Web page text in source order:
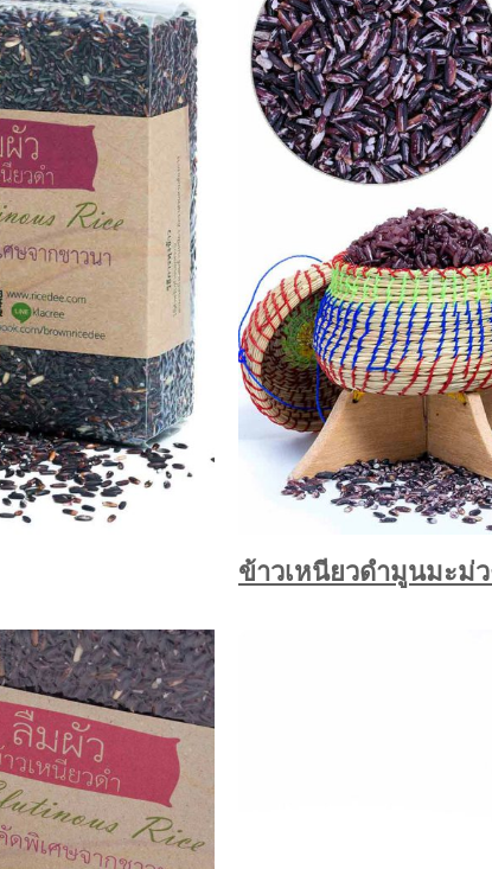
ข้าวเหนียวดำมูนมะม่